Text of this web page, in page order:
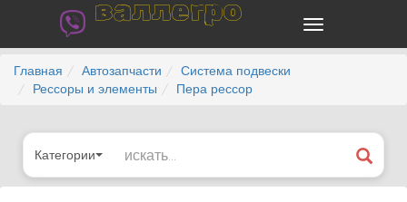
валлегро
Главная Автозапчасти
Система подвески
Рессоры и элементы
Пера рессор
Категории